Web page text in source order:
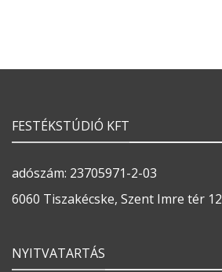
FESTÉKSTÚDIÓ KFT
adószám: 23705971-2-03
6060 Tiszakécske, Szent Imre tér 12
NYITVATARTÁS